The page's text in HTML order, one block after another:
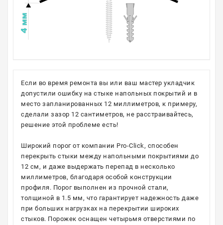
Если во время ремонта вы или ваш мастер укладчик
допустили ошибку на стыке напольных покрытий и в
место запланированных 12 миллиметров, к примеру,
сделали зазор 12 сантиметров, не расстраивайтесь,
решение этой проблеме есть!
Широкий порог от компании Pro-Click, способен
перекрыть стыки между напольными покрытиями до
12 см, и даже выдержать перепад в несколько
миллиметров, благодаря особой конструкции
профиля. Порог выполнен из прочной стали,
толщиной в 1.5 мм, что гарантирует надежность даже
при больших нагрузках на перекрытии широких
стыков. Порожек оснащен четырьмя отверстиями по